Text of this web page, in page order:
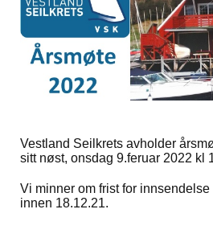
Vestland Seilkrets avholder
sitt nøst, onsdag 9.feruar 2022 kl
Vi minner om frist for
innen 18.12.21.